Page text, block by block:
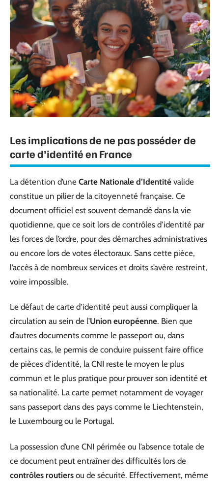
Les implications de ne pas posséder de
carte d’identité en France
La détention d’une Carte Nationale d’Identité valide
constitue un pilier de la citoyenneté française. Ce
document officiel est souvent demandé dans la vie
quotidienne, que ce soit lors de contrôles d’identité par
les forces de l’ordre, pour des démarches administratives
ou encore lors de votes électoraux. Sans cette pièce,
l’accès à de nombreux services et droits s’avère restreint,
voire impossible.
Le défaut de carte d’identité peut aussi compliquer la
circulation au sein de l’Union européenne. Bien que
d’autres documents comme le passeport ou, dans
certains cas, le permis de conduire puissent faire office
de pièces d’identité, la CNI reste le moyen le plus
commun et le plus pratique pour prouver son identité et
sa nationalité. La carte permet notamment de voyager
sans passeport dans des pays comme le Liechtenstein,
le Luxembourg ou le Portugal.
La possession d’une CNI périmée ou l’absence totale de
ce document peut entraîner des difficultés lors de
contrôles routiers ou de sécurité. Effectivement, même